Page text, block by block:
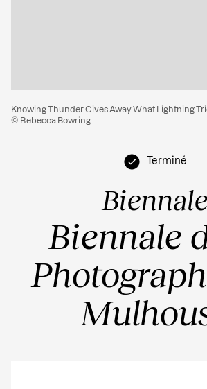
Terminé
Biennale
Biennale
Knowing Thunder Gives Away What Lightning
© Rebecca Bowring